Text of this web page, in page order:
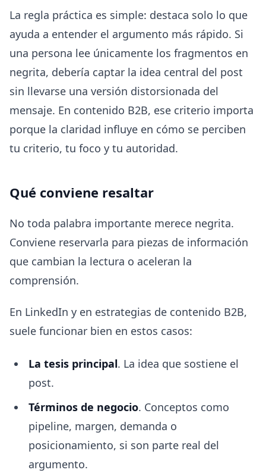
La regla práctica es simple: destaca solo lo que
ayuda a entender el argumento más rápido. Si
una persona lee únicamente los fragmentos en
negrita, debería captar la idea central del post
sin llevarse una versión distorsionada del
mensaje. En contenido B2B, ese criterio importa
porque la claridad influye en cómo se perciben
tu criterio, tu foco y tu autoridad.
Qué conviene resaltar
No toda palabra importante merece negrita.
Conviene reservarla para piezas de información
que cambian la lectura o aceleran la
comprensión.
En LinkedIn y en estrategias de contenido B2B,
suele funcionar bien en estos casos:
La tesis principal. La idea que sostiene el
post.
Términos de negocio. Conceptos como
pipeline, margen, demanda o
posicionamiento, si son parte real del
argumento.